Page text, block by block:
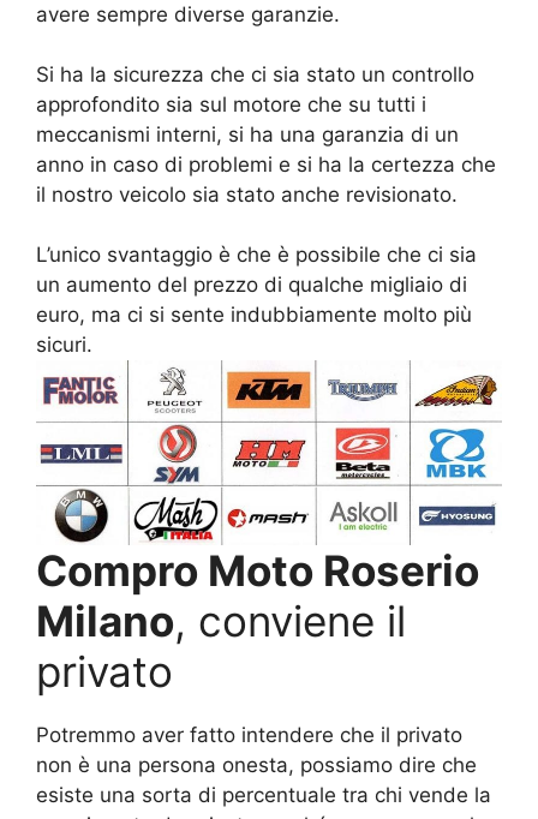
avere sempre diverse garanzie.
Si ha la sicurezza che ci sia stato un controllo
approfondito sia sul motore che su tutti i
meccanismi interni, si ha una garanzia di un
anno in caso di problemi e si ha la certezza che
il nostro veicolo sia stato anche revisionato.
L’unico svantaggio è che è possibile che ci sia
un aumento del prezzo di qualche migliaio di
euro, ma ci si sente indubbiamente molto più
sicuri.
Compro Moto Roserio
Milano, conviene il
privato
Potremmo aver fatto intendere che il privato
non è una persona onesta, possiamo dire che
esiste una sorta di percentuale tra chi vende la